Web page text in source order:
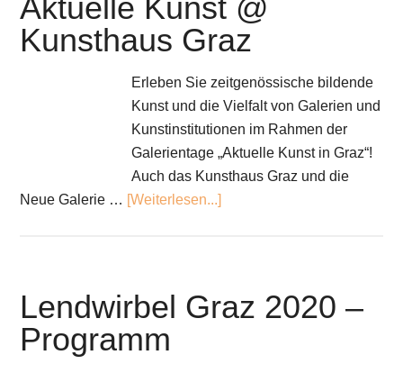
Aktuelle Kunst @
Kunsthaus Graz
Erleben Sie zeitgenössische bildende
Kunst und die Vielfalt von Galerien und
Kunstinstitutionen im Rahmen der
Galerientage „Aktuelle Kunst in Graz“!
Auch das Kunsthaus Graz und die
Neue Galerie … [Weiterlesen...]
Lendwirbel Graz 2020 –
Programm